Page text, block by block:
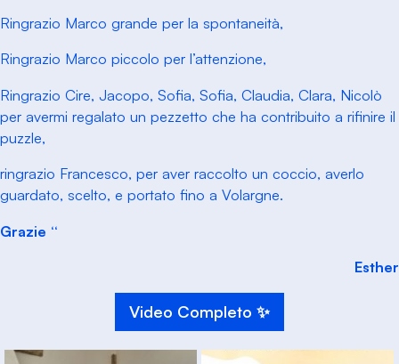
Ringrazio Marco grande per la spontaneità,
Ringrazio Marco piccolo per l’attenzione,
Ringrazio Cire, Jacopo, Sofia, Sofia, Claudia, Clara, Nicolò
per avermi regalato un pezzetto che ha contribuito a rifinire il
puzzle,
ringrazio Francesco, per aver raccolto un coccio, averlo
guardato, scelto, e portato fino a Volargne.
Grazie “
Esther
Video Completo ✨